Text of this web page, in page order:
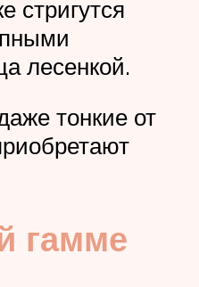
стригутся
лесенкой.
тонкие от
гамме